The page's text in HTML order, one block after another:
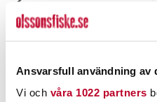
Ansvarsfull användning av
Vi och våra 1022 partners
STRIKE PRO
Strike Pro Flap Jack 6,5cm
99,00 krTidigare pris:
119,00 kr
FINNS I LAGER.